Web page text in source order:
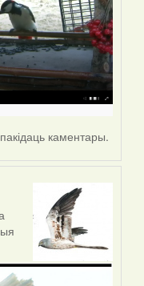
каментары.